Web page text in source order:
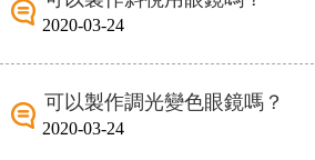
2020-03-24
可以製作調光變色眼鏡嗎？
2020-03-24